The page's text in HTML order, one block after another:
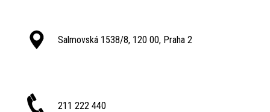
Salmovská 1538/8, 120 00, Praha 2
211 222 440